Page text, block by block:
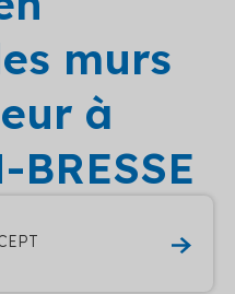
murs
à
BRESSE